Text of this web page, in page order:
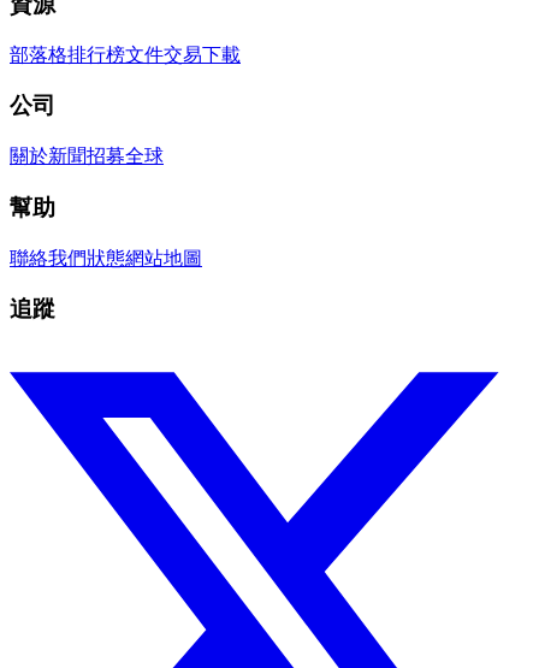
部落格排行榜文件交易下載
公司
關於新聞招募全球
幫助
聯絡我們狀態網站地圖
追蹤